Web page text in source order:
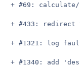
+ #69:
+ #433: redirect
+ #1321: log
+ #1340: add